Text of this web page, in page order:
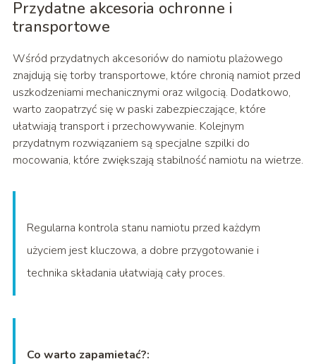
Przydatne akcesoria ochronne i
transportowe
Wśród przydatnych akcesoriów do namiotu plażowego
znajdują się torby transportowe, które chronią namiot przed
uszkodzeniami mechanicznymi oraz wilgocią. Dodatkowo,
warto zaopatrzyć się w paski zabezpieczające, które
ułatwiają transport i przechowywanie. Kolejnym
przydatnym rozwiązaniem są specjalne szpilki do
mocowania, które zwiększają stabilność namiotu na wietrze.
Regularna kontrola stanu namiotu przed każdym
użyciem jest kluczowa, a dobre przygotowanie i
technika składania ułatwiają cały proces.
Co warto zapamietać?: